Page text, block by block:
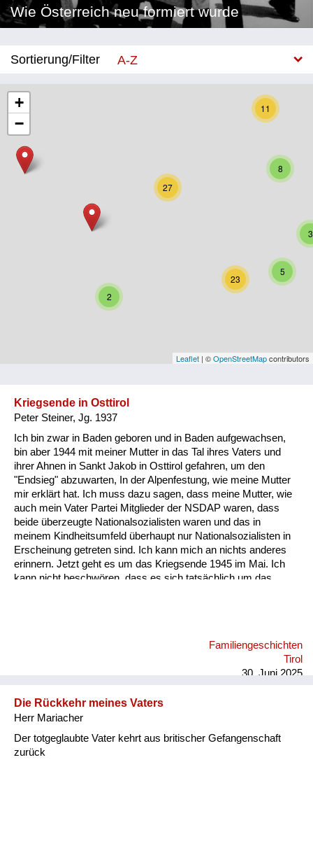
Wie Österreich neu formiert wurde
Sortierung/Filter
A-Z
Kärnten
Vorarlberg
Besatzungsmächte
Frauen, Mütter, Kinder
Versorgung
Heimkehrer
Fluchtgeschichten
Wiederaufbau und
Wohnen
8
23
27
3
2
11
5
+
−
Leaflet | ©OpenStreetMapcontributors
Kriegsende in Osttirol
Peter Steiner, Jg. 1937
Ich bin zwar in Baden geboren und in Baden aufgewachsen,
bin aber 1944 mit meiner Mutter in das Tal ihres Vaters und
ihrer Ahnen in Sankt Jakob in Osttirol gefahren, um den
"Endsieg" abzuwarten, In der Alpenfestung, wie meine Mutter
mir erklärt hat. Ich muss dazu sagen, dass meine Mutter, wie
auch mein Vater Partei Mitglieder der NSDAP waren, dass
beide überzeugte Nationalsozialisten waren und das in
meinem Kindheitsumfeld überhaupt nur Nationalsozialisten in
Erscheinung getreten sind. Ich kann mich an nichts anderes
erinnern. Jetzt geht es um das Kriegsende 1945 im Mai. Ich
kann nicht beschwören, dass es sich tatsächlich um das
gegangen, wo vor dem einzigen höheren Haus, das dort
Familiengeschichten
Tirol
30. Juni 2025
Die Rückkehr meines Vaters
Herr Mariacher
Der totgeglaubte Vater kehrt aus britischer Gefangenschaft
zurück